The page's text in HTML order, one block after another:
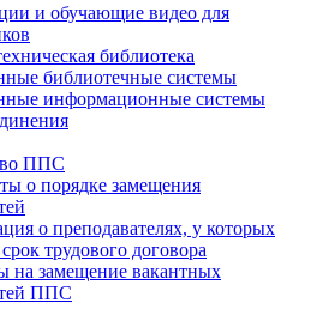
и обучающие видео для
библиотека
библиотечные системы
информационные системы
ППС
о порядке замещения
о преподавателях, у которых
трудового договора
на замещение вакантных
ППС